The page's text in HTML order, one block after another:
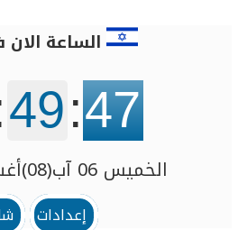
الساعة
49:47
الخميس 06 آب(08)أغسطس 2026
إعدادات